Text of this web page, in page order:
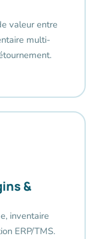
valeur entre
multi-
&
inventaire
ERP/TMS.